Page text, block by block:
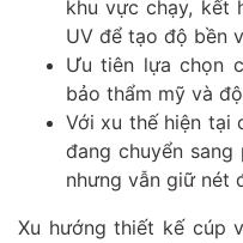
khu vực chạy, kết
UV để tạo độ bền
Ưu tiên lựa chọn
bảo thẩm mỹ và
Với xu thế hiện tại
đang chuyển
nhưng vẫn giữ nét
Xu hướng thiết kế cúp